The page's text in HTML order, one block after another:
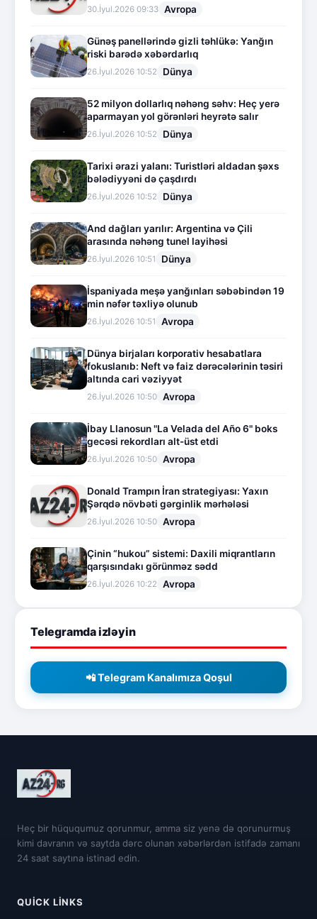
30.İyul.2026 09:33 Avropa
Günəş panellərində gizli təhlükə: Yanğın
riski barədə xəbərdarlıq
26.İyul.2026 10:52 Dünya
52 milyon dollarlıq nəhəng səhv: Heç yerə
aparmayan yol görənləri heyrətə salır
26.İyul.2026 10:52 Dünya
Tarixi ərazi yalanı: Turistləri aldadan şəxs
bələdiyyəni də çaşdırdı
26.İyul.2026 10:52 Dünya
And dağları yarılır: Argentina və Çili
arasında nəhəng tunel layihəsi
26.İyul.2026 10:51 Dünya
İspaniyada meşə yanğınları səbəbindən 19
min nəfər təxliyə olunub
26.İyul.2026 10:51 Avropa
Dünya birjaları korporativ hesabatlara
fokuslanıb: Neft və faiz dərəcələrinin təsiri
altında cari vəziyyət
26.İyul.2026 10:50 Avropa
İbay Llanosun "La Velada del Año 6" boks
gecəsi rekordları alt-üst etdi
26.İyul.2026 10:50 Avropa
Donald Trampın İran strategiyası: Yaxın
Şərqdə növbəti gərginlik mərhələsi
26.İyul.2026 10:50 Avropa
Çinin “hukou” sistemi: Daxili miqrantların
qarşısındakı görünməz sədd
26.İyul.2026 10:22 Avropa
Telegramda izləyin
📲 Telegram Kanalımıza Qoşul
Heç bir hüququmuz qorunmur, amma siz yenə də qorunurmuş
kimi davranın və saytda dərc olunan xəbərlərdən istifadə zamanı
24 saat saytına istinad edin.
QUICK LINKS